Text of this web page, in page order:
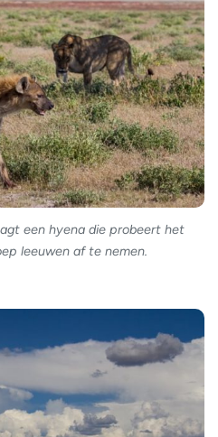
een hyena die probeert het
leeuwen af te nemen.